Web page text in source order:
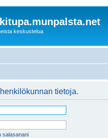
keskustelua
tietoja.
salasanani